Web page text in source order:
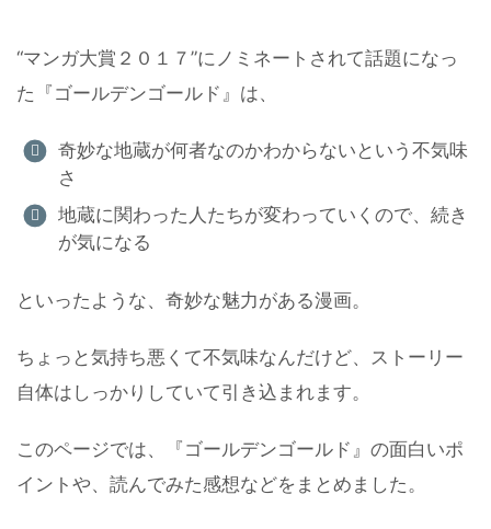
“マンガ大賞２０１７”にノミネートされて話題になっ
た『ゴールデンゴールド』は、
奇妙な地蔵が何者なのかわからないという不気味
さ
地蔵に関わった人たちが変わっていくので、続き
が気になる
といったような、奇妙な魅力がある漫画。
ちょっと気持ち悪くて不気味なんだけど、ストーリー
自体はしっかりしていて引き込まれます。
このページでは、『ゴールデンゴールド』の面白いポ
イントや、読んでみた感想などをまとめました。